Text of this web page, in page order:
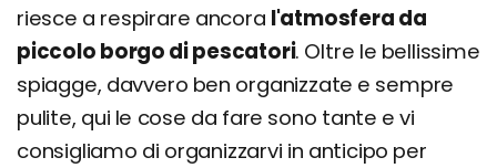
riesce a respirare ancora l'atmosfera da
piccolo borgo di pescatori. Oltre le bellissime
spiagge, davvero ben organizzate e sempre
pulite, qui le cose da fare sono tante e vi
consigliamo di organizzarvi in anticipo per